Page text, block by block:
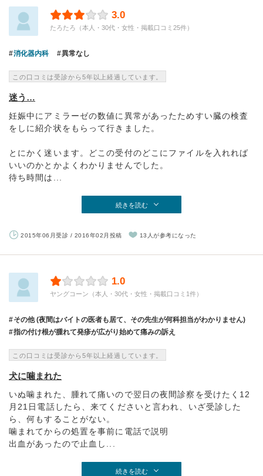
3.0
たろたろ（本人・30代・女性・掲載口コミ25件）
消化器内科 異常なし
この口コミは受診から5年以上経過しています。
迷う…
妊娠中にアミラーゼの数値に異常があったためすい臓の検査
をしに紹介状をもらって行きました。
とにかく迷います。どこの受付のどこにファイルを入れれば
いいのかとかよくわかりませんでした。
待ち時間は...
続きを読む
2015年06月受診 / 2016年02月投稿 13人が参考になった
1.0
ヤングコーン（本人・30代・女性・掲載口コミ1件）
その他 (夜間はバイトの医者も居て、その先生が何科担当がわかりません)
指の付け根が腫れて発疹が広がり始めて痛みの訴え
この口コミは受診から5年以上経過しています。
犬に噛まれた
いぬ噛まれた、腫れて痛いので翌日の夜間診察を受けたく12
月21日電話したら、来てくださいと言われ、いざ受診した
ら、何もすることがない。
噛まれてからの処置を事前に電話で説明
出血があったので止血し...
続きを読む